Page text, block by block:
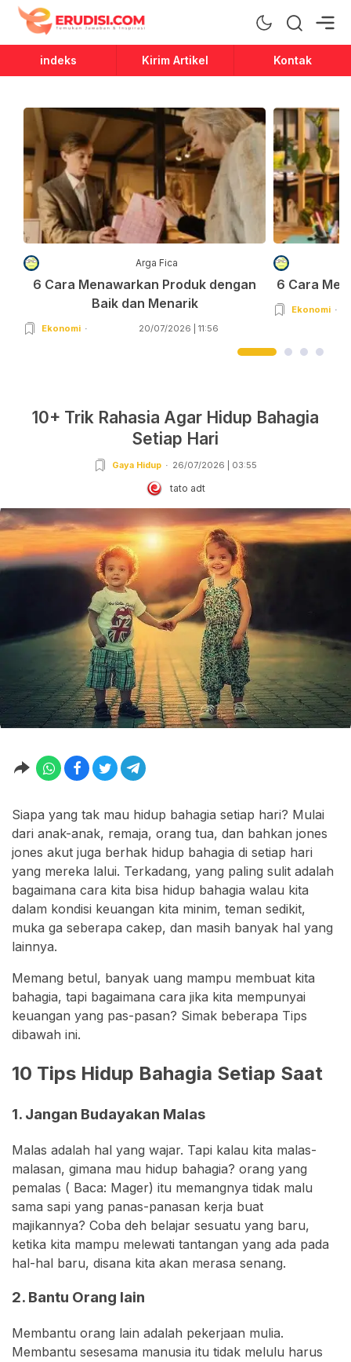
Erudisi
Temukan Jawaban dan Inspirasi
indeks Kirim Artikel Kontak
Arga Fica
6 Cara Menawarkan Produk dengan
Baik dan Menarik
Ekonomi 20/07/2026 | 11:56
6 Cara
Ekonomi
10+ Trik Rahasia Agar Hidup Bahagia
Setiap Hari
Gaya Hidup 26/07/2026 | 03:55
tato adt
Siapa yang tak mau hidup bahagia setiap hari? Mulai
dari anak-anak, remaja, orang tua, dan bahkan jones
jones akut juga berhak hidup bahagia di setiap hari
yang mereka lalui. Terkadang, yang paling sulit adalah
bagaimana cara kita bisa hidup bahagia walau kita
dalam kondisi keuangan kita minim, teman sedikit,
muka ga seberapa cakep, dan masih banyak hal yang
lainnya.
Memang betul, banyak uang mampu membuat kita
bahagia, tapi bagaimana cara jika kita mempunyai
keuangan yang pas-pasan? Simak beberapa Tips
dibawah ini.
10 Tips Hidup Bahagia Setiap Saat
1. Jangan Budayakan Malas
Malas adalah hal yang wajar. Tapi kalau kita malas-
malasan, gimana mau hidup bahagia? orang yang
pemalas ( Baca: Mager) itu memangnya tidak malu
sama sapi yang panas-panasan kerja buat
majikannya? Coba deh belajar sesuatu yang baru,
ketika kita mampu melewati tantangan yang ada pada
hal-hal baru, disana kita akan merasa senang.
2. Bantu Orang lain
Membantu orang lain adalah pekerjaan mulia.
Membantu sesesama manusia itu tidak melulu harus